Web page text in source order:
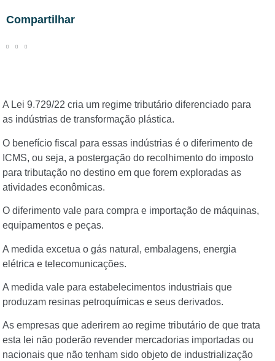
Compartilhar
A Lei 9.729/22 cria um regime tributário diferenciado para
as indústrias de transformação plástica.
O benefício fiscal para essas indústrias é o diferimento de
ICMS, ou seja, a postergação do recolhimento do imposto
para tributação no destino em que forem exploradas as
atividades econômicas.
O diferimento vale para compra e importação de máquinas,
equipamentos e peças.
A medida excetua o gás natural, embalagens, energia
elétrica e telecomunicações.
A medida vale para estabelecimentos industriais que
produzam resinas petroquímicas e seus derivados.
As empresas que aderirem ao regime tributário de que trata
esta lei não poderão revender mercadorias importadas ou
nacionais que não tenham sido objeto de industrialização